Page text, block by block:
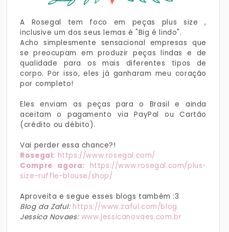
A Rosegal tem foco em peças plus size ,
inclusive um dos seus lemas é "Big é lindo".
Acho simplesmente sensacional empresas que
se preocupam em produzir peças lindas e de
qualidade para os mais diferentes tipos de
corpo. Por isso, eles já ganharam meu coração
por completo!
Eles enviam as peças para o Brasil e ainda
aceitam o pagamento via PayPal ou Cartão
(crédito ou débito).
Vai perder essa chance?!
Rosegal: https://www.rosegal.com/
Compre agora: https://www.rosegal.com/plus-
size-ruffle-blouse/shop/
Aproveita e segue esses blogs também :3
Blog da Zaful: https://www.zaful.com/blog
Jessica Novaes: www.jessicanovaes.com.br